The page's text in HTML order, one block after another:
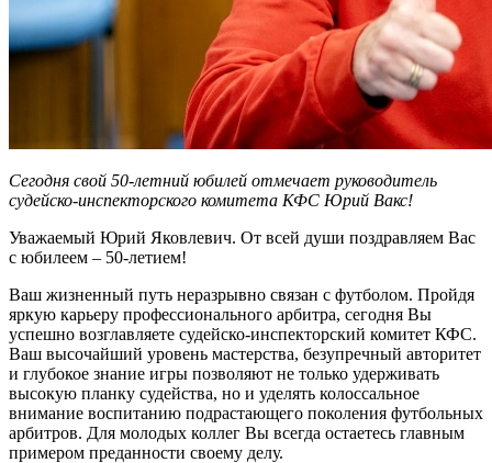
Сегодня свой 50-летний юбилей отмечает руководитель
судейско-инспекторского комитета КФС Юрий Вакс!
Уважаемый Юрий Яковлевич. От всей души поздравляем Вас
с юбилеем – 50-летием!
Ваш жизненный путь неразрывно связан с футболом. Пройдя
яркую карьеру профессионального арбитра, сегодня Вы
успешно возглавляете судейско-инспекторский комитет КФС.
Ваш высочайший уровень мастерства, безупречный авторитет
и глубокое знание игры позволяют не только удерживать
высокую планку судейства, но и уделять колоссальное
внимание воспитанию подрастающего поколения футбольных
арбитров. Для молодых коллег Вы всегда остаетесь главным
примером преданности своему делу.